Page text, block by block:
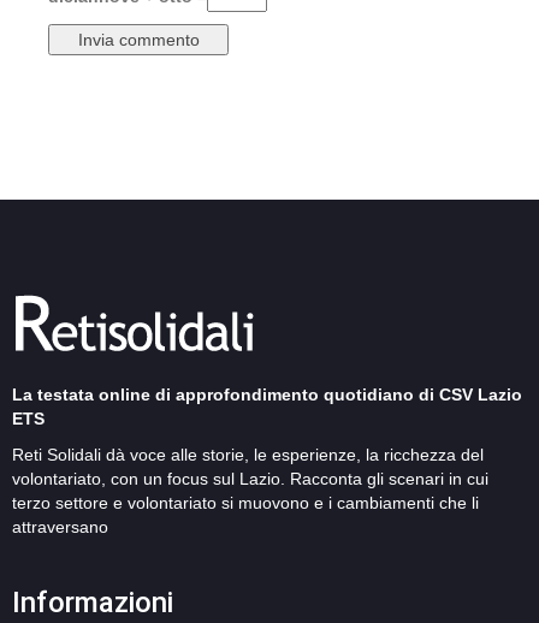
La testata online di approfondimento quotidiano di CSV Lazio
ETS
Reti Solidali dà voce alle storie, le esperienze, la ricchezza del
volontariato, con un focus sul Lazio. Racconta gli scenari in cui
terzo settore e volontariato si muovono e i cambiamenti che li
attraversano
Informazioni